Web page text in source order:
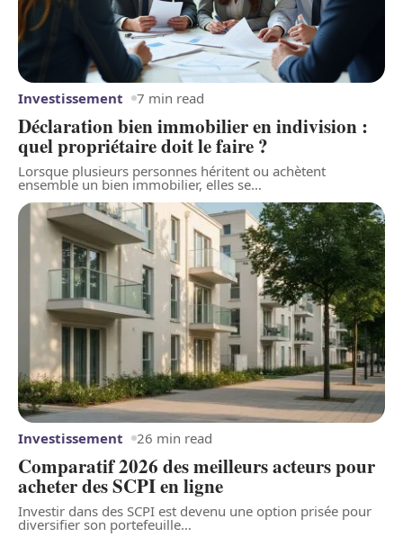
Déclaration bien immobilier en indivision :
quel propriétaire doit le faire ?
Lorsque plusieurs personnes héritent ou achètent
ensemble un bien immobilier, elles se…
Investissement 7 min read
Comparatif 2026 des meilleurs acteurs pour
acheter des SCPI en ligne
Investir dans des SCPI est devenu une option prisée pour
diversifier son portefeuille…
Investissement 26 min read